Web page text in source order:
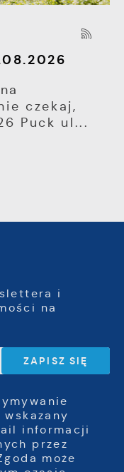
czekaj,
Puck ul...
i
na
informacji
przez
może